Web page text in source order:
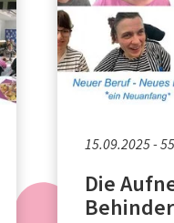
15.09.2025 -
Die